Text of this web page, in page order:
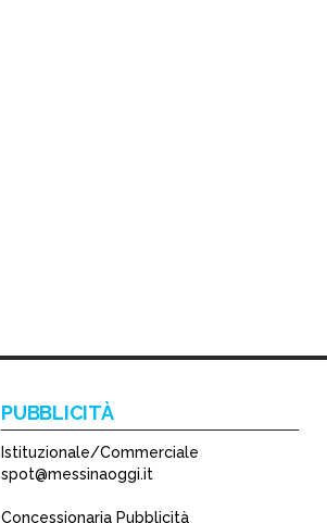
PUBBLICITÀ
Istituzionale/Commerciale
spot@messinaoggi.it
Concessionaria Pubblicità